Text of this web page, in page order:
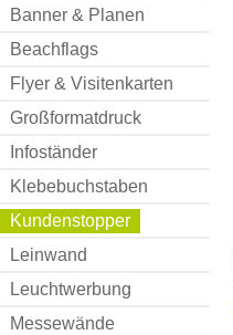
Banner & Planen
Beachflags
Flyer & Visitenkarten
Großformatdruck
Infoständer
Klebebuchstaben
Kundenstopper
Leinwand
Leuchtwerbung
Messewände